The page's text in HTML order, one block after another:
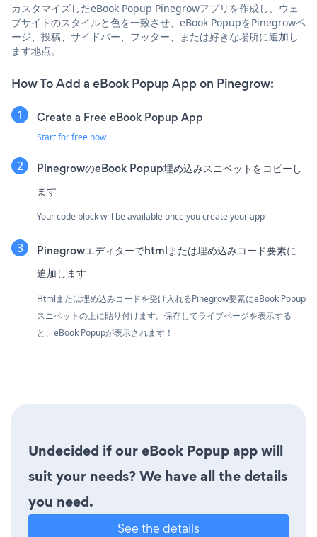
カスタマイズしたeBook Popup Pinegrowアプリを作成し、ウェ
ブサイトのスタイルと色を一致させ、eBook PopupをPinegrowペ
ージ、投稿、サイドバー、フッター、または好きな場所に追加し
ます地点。
How To Add a eBook Popup App on Pinegrow:
Create a Free eBook Popup App
Start for free now
PinegrowのeBook Popup埋め込みスニペットをコピーし
ます
Your code block will be available once you create your app
Pinegrowエディターでhtmlまたは埋め込みコード要素に
追加します
Htmlまたは埋め込みコードを受け入れるPinegrow要素にeBook Popup
スニペットの上に貼り付けます。保存してライブページを表示する
と、eBook Popupが表示されます！
Undecided if our eBook Popup app will
suit your needs? We have all the details
you need.
See the details